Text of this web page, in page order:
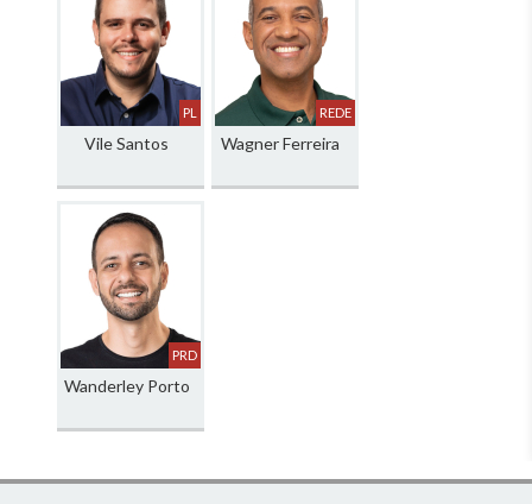
PL
Vile Santos
REDE
Wagner Ferreira
PRD
Wanderley Porto